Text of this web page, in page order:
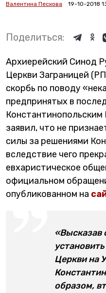
Валентина Пескова 19-10-2018
Поделиться:
Архиерейский Синод
Церкви Заграницей
скорбь по поводу
предпринятых в
заявил, что не
силы за решениями
вследствие чего
евхаристическое
официальном
опубликованном на
«Высказав
Церкви на
образом,